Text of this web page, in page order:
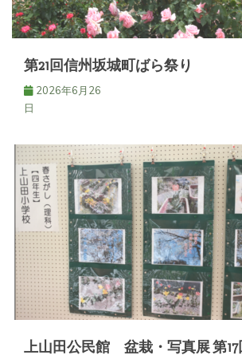
第21回信州坂城町ばら祭り
2026年6月26
日
上山田公民館 盆栽・写真展 第17